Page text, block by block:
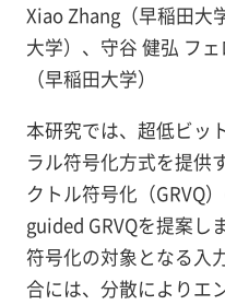
Xiao Zhang（早稲田大
大学）、守谷 健弘 フ
（早稲田大学）
本研究では、超低ビッ
ラル符号化方式を提供
クトル符号化（GRVQ
guided GRVQを提案し
符号化の対象となる入
合には、分散によりエ